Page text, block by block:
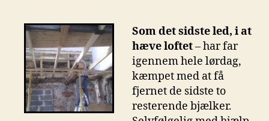
Som det sidste led, i at
hæve loftet– har far
igennem hele lørdag,
kæmpet med at få
fjernet de sidste to
resterende bjælker.